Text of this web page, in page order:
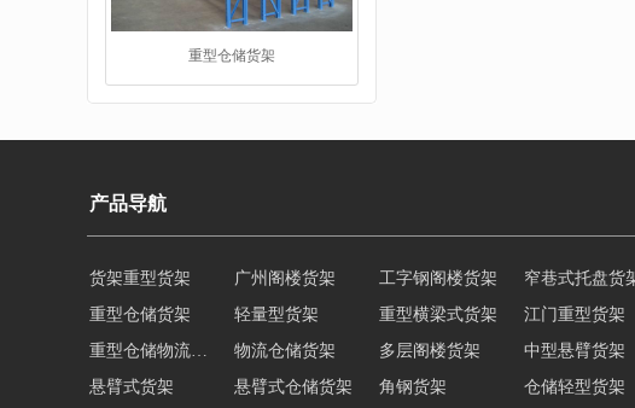
仓储货架
产品导航
重型仓储货架
轻量型货架 重型横梁式货架
江门重型货架
物流仓储货架 多层阁楼货架
中型悬臂货架
悬臂式货架
悬臂式仓储货架 角钢货架
仓储轻型货架
轻型货架
轻型仓储货架 移动式货架 横梁式重型货架